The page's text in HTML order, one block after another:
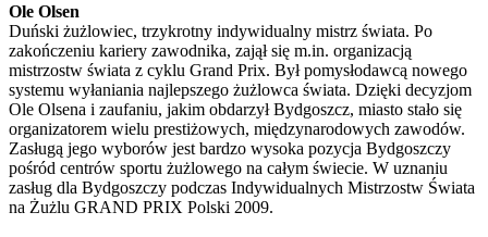
Ole Olsen
Duński żużlowiec, trzykrotny indywidualny mistrz świata. Po
zakończeniu kariery zawodnika, zajął się m.in. organizacją
mistrzostw świata z cyklu Grand Prix. Był pomysłodawcą nowego
systemu wyłaniania najlepszego żużlowca świata. Dzięki decyzjom
Ole Olsena i zaufaniu, jakim obdarzył Bydgoszcz, miasto stało się
organizatorem wielu prestiżowych, międzynarodowych zawodów.
Zasługą jego wyborów jest bardzo wysoka pozycja Bydgoszczy
pośród centrów sportu żużlowego na całym świecie. W uznaniu
zasług dla Bydgoszczy podczas Indywidualnych Mistrzostw Świata
na Żużlu GRAND PRIX Polski 2009.